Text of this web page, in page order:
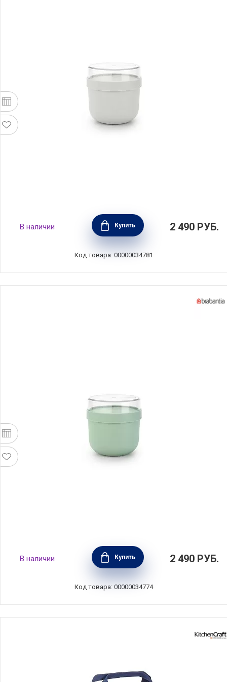
Чаша для завтрака Make & Take 500 мл,
белый, пластик, Brabantia, 204203
В наличии Купить 2 490 РУБ.
Код товара: 00000034781
Чаша для завтрака Make & Take 500 мл,
мятно-голубой, пластик, Brabantia, 204265
В наличии Купить 2 490 РУБ.
Код товара: 00000034774